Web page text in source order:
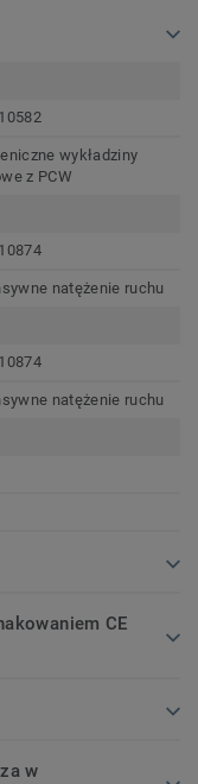
wykładziny
z PCW
natężenie ruchu
natężenie ruchu
CE
w